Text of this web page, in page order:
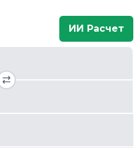
ИИ Расчет